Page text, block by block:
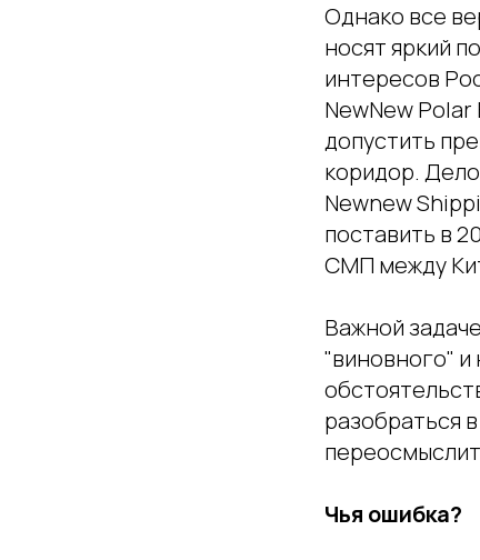
Однако все
носят яркий
интересов
NewNew
допустить
коридор.
Newnew
поставить в
СМП между
Важной
"виновного" и
разобраться
Чья ошибка?